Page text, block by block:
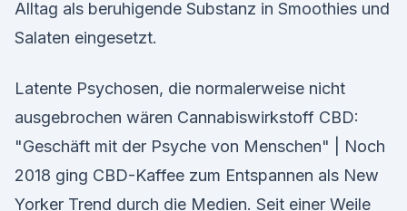
Alltag als beruhigende Substanz in Smoothies und
Salaten eingesetzt.
Latente Psychosen, die normalerweise nicht
ausgebrochen wären Cannabiswirkstoff CBD:
"Geschäft mit der Psyche von Menschen" | Noch
2018 ging CBD-Kaffee zum Entspannen als New
Yorker Trend durch die Medien. Seit einer Weile